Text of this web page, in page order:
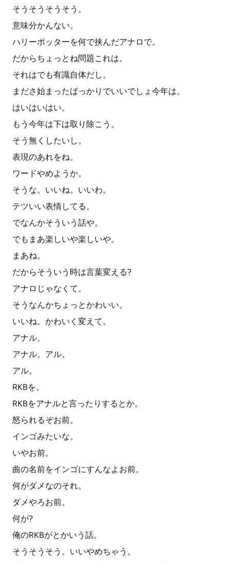
そうそうそうそう。
意味分かんない。
ハリーポッターを何で挟んだアナロで。
だからちょっとね問題これは。
それはでも有識自体だし。
まださ始まったばっかりでいいでしょ今年は。
はいはいはい。
もう今年は下は取り除こう。
そう無くしたいし。
表現のあれをね。
ワードやめようか。
そうな。いいね。いいわ。
テツいい表情してる。
でなんかそういう話や。
でもまあ楽しいや楽しいや。
まあね。
だからそういう時は言葉変える?
アナロじゃなくて。
そうなんかちょっとかわいい。
いいね。かわいく変えて。
アナル。
アナル。アル。
アル。
RKBを。
RKBをアナルと言ったりするとか。
怒られるぞお前。
インゴみたいな。
いやお前。
曲の名前をインゴにすんなよお前。
何がダメなのそれ。
ダメやろお前。
何が?
俺のRKBがとかいう話。
そうそうそう。いいやめちゃう。